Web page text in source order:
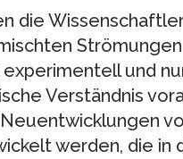
die
und
Verständnis
werden, die in